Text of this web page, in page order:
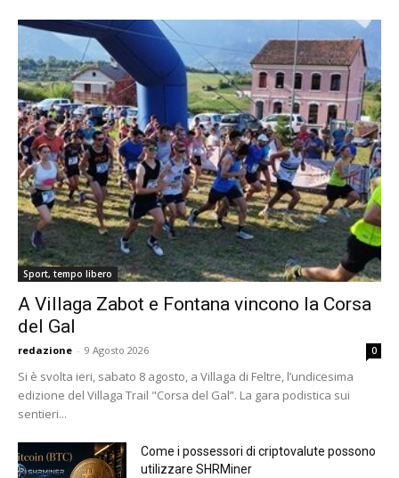
Sport, tempo libero
A Villaga Zabot e Fontana vincono la Corsa
del Gal
redazione - 9 Agosto 2026 0
Si è svolta ieri, sabato 8 agosto, a Villaga di Feltre, l’undicesima
edizione del Villaga Trail "Corsa del Gal”. La gara podistica sui
sentieri...
Come i possessori di criptovalute possono
utilizzare SHRMiner